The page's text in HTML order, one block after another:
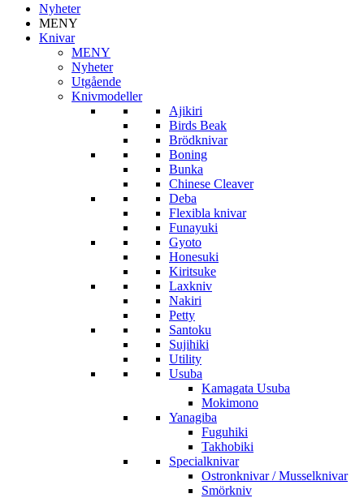
Nyheter
MENY
Knivar
MENY
Nyheter
Utgående
Knivmodeller
Ajikiri
Birds Beak
Brödknivar
Boning
Bunka
Chinese Cleaver
Deba
Flexibla knivar
Funayuki
Gyoto
Honesuki
Kiritsuke
Laxkniv
Nakiri
Petty
Santoku
Sujihiki
Utility
Usuba
Kamagata Usuba
Mokimono
Yanagiba
Fuguhiki
Takhobiki
Specialknivar
Ostronknivar / Musselknivar
Smörkniv